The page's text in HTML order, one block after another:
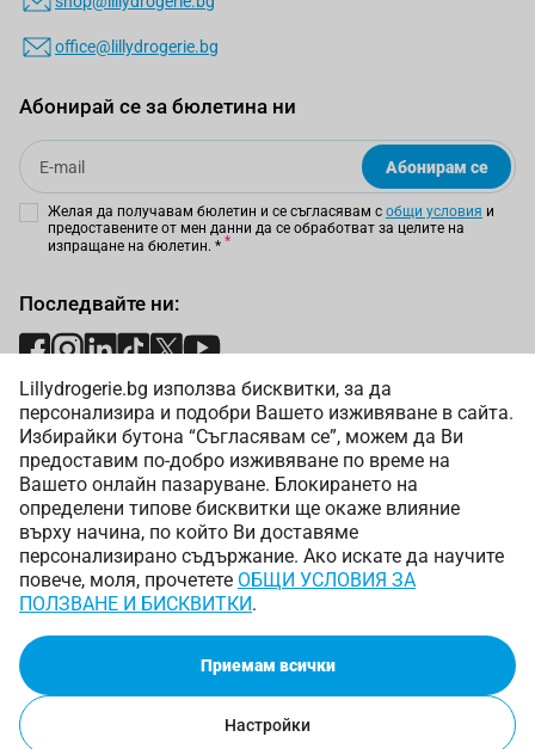
Lillydrogerie.bg използва бисквитки, за да
персонализира и подобри Вашето изживяване в сайта.
Избирайки бутона “Съгласявам се”, можем да Ви
предоставим по-добро изживяване по време на
Вашето онлайн пазаруване. Блокирането на
определени типове бисквитки ще окаже влияние
върху начина, по който Ви доставяме
персонализирано съдържание. Ако искате да научите
повече, моля, прочетете ОБЩИ УСЛОВИЯ ЗА
ПОЛЗВАНЕ И БИСКВИТКИ.
Приемам всички
Настройки
office@lillydrogerie.bg
Абонирай се за бюлетина ни
Email
Абонирам се
Желая да получавам бюлетин и се съгласявам с общи условия и
предоставените от мен данни да се обработват за целите на
изпращане на бюлетин. *
Последвайте ни:
Начини на плащане:
Начини на доставка:
Copyright © 2025 Лили Дрогерие ЕООД. Всички права
запазени.
Онлайн магазин от